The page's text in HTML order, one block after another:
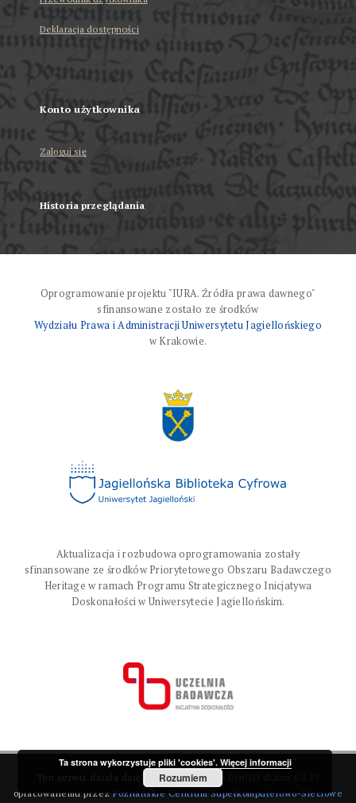
Deklaracja dostępności
Konto użytkownika
Zaloguj się
Historia przeglądania
Oprogramowanie projektu "IURA. Źródła prawa dawnego"
sfinansowane zostało ze środków
Wydziału Prawa i Administracji Uniwersytetu Jagiellońskiego
w Krakowie.
Aktualizacja i rozbudowa oprogramowania zostały
sfinansowane ze środków Priorytetowego Obszaru Badawczego
Heritage w ramach Programu Strategicznego Inicjatywa
Doskonałości w Uniwersytecie Jagiellońskim.
Ten serwis działa dzięki oprogramowaniu DInGO dLibra 6.3.17
opracowanemu przezPoznańskie Centrum Superkomputerowo-Sieciowe
Ta strona wykorzystuje pliki 'cookies'. Więcej informacji
Rozumiem